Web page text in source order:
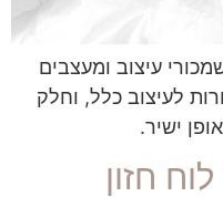
עיצוב ומעצבים
לעיצוב כלל, וחלק
ישיר.
חזון